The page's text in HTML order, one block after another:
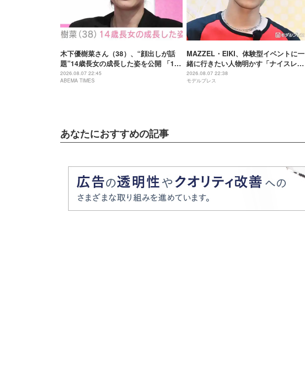
木下優樹菜さん（38）、“顔出しが話
題”14歳長女の成長した姿を公開 「14
歳とは思えぬオトナっぽさ」「優樹菜
ちゃんにそっくりすぎる」など反響
2026.08.07 22:45
ABEMA TIMES
MAZZEL・EIKI、体験型イベントに一
緒に行きたい人物明かす「ナイスレシ
ーブするまで終わらない」
2026.08.07 22:38
モデルプレス
あなたにおすすめの記事